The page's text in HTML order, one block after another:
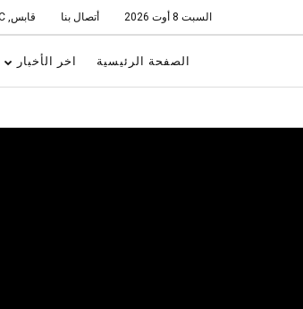
السبت 8 أوت 2026 أتصال بنا قابس, Min:28
الصفحة الرئيسية اخر الأخبار